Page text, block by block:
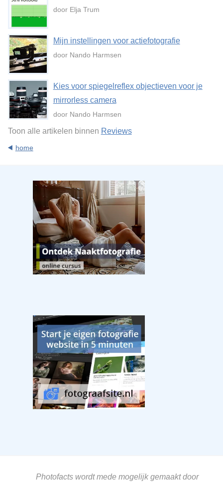
door Elja Trum
Mijn instellingen voor actiefotografie
door Nando Harmsen
Kies voor spiegelreflex objectieven voor je
mirrorless camera
door Nando Harmsen
Toon alle artikelen binnen Reviews
home
Photofacts wordt mede mogelijk gemaakt door